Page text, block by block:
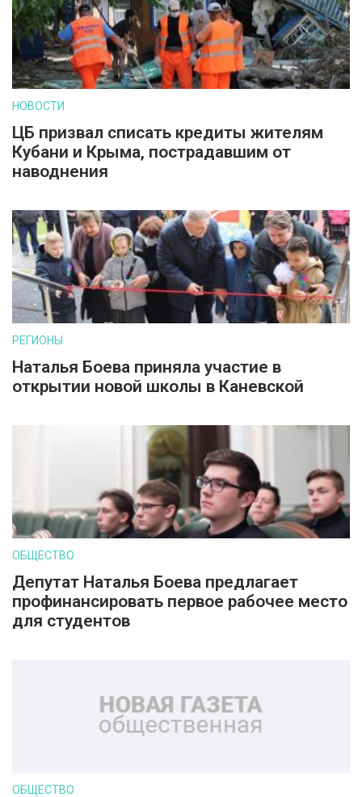
НОВОСТИ
ЦБ призвал списать кредиты жителям
Кубани и Крыма, пострадавшим от
наводнения
РЕГИОНЫ
Наталья Боева приняла участие в
открытии новой школы в Каневской
ОБЩЕСТВО
Депутат Наталья Боева предлагает
профинансировать первое рабочее место
для студентов
ОБЩЕСТВО